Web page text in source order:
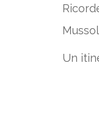
Un